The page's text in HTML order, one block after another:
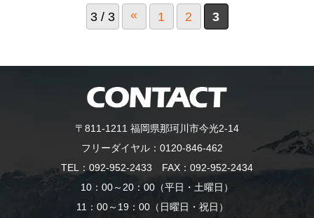
3 / 3 « 1 2 3
〒811-1211 福岡県那珂川市今光2-14
フリーダイヤル： 0120-846-462
TEL： 092-952-2433 FAX：092-952-2434
10：00～20：00（平日・土曜日）
11：00～19：00（日曜日・祝日）